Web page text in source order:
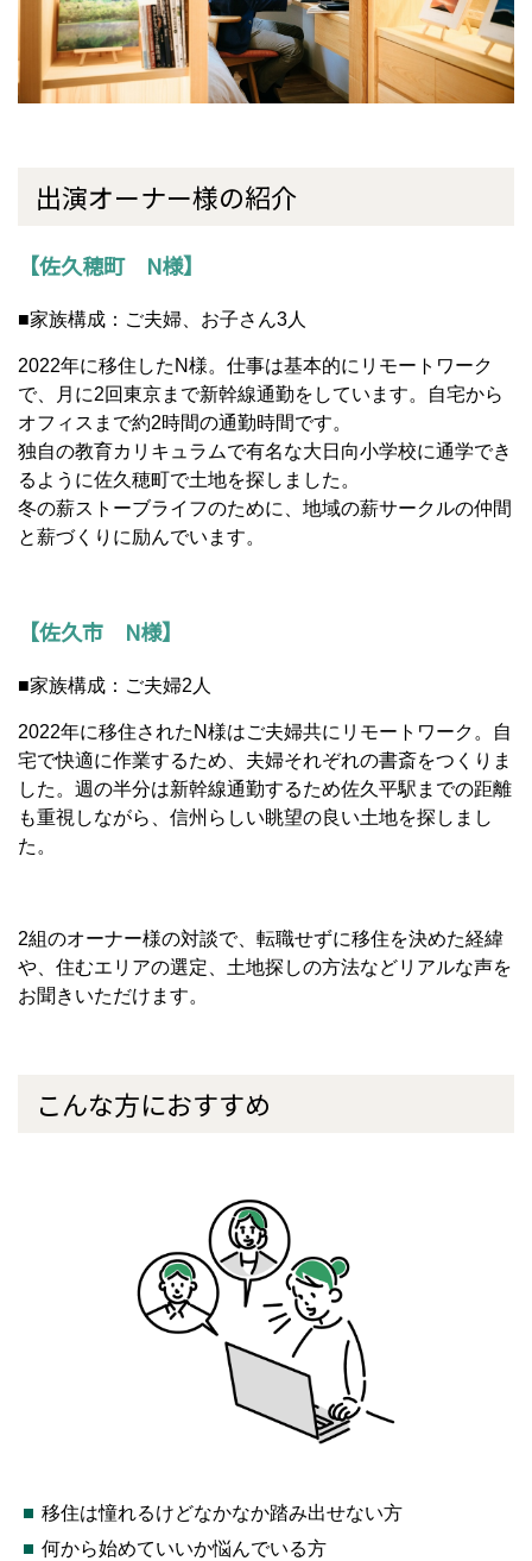
出演オーナー様の紹介
【佐久穂町 N様】
■家族構成：ご夫婦、お子さん3人
2022年に移住したN様。仕事は基本的にリモートワーク
で、月に2回東京まで新幹線通勤をしています。自宅から
オフィスまで約2時間の通勤時間です。
独自の教育カリキュラムで有名な大日向小学校に通学でき
るように佐久穂町で土地を探しました。
冬の薪ストーブライフのために、地域の薪サークルの仲間
と薪づくりに励んでいます。
【佐久市 N様】
■家族構成：ご夫婦2人
2022年に移住されたN様はご夫婦共にリモートワーク。自
宅で快適に作業するため、夫婦それぞれの書斎をつくりま
した。週の半分は新幹線通勤するため佐久平駅までの距離
も重視しながら、信州らしい眺望の良い土地を探しまし
た。
2組のオーナー様の対談で、転職せずに移住を決めた経緯
や、住むエリアの選定、土地探しの方法などリアルな声を
お聞きいただけます。
こんな方におすすめ
移住は憧れるけどなかなか踏み出せない方
何から始めていいか悩んでいる方